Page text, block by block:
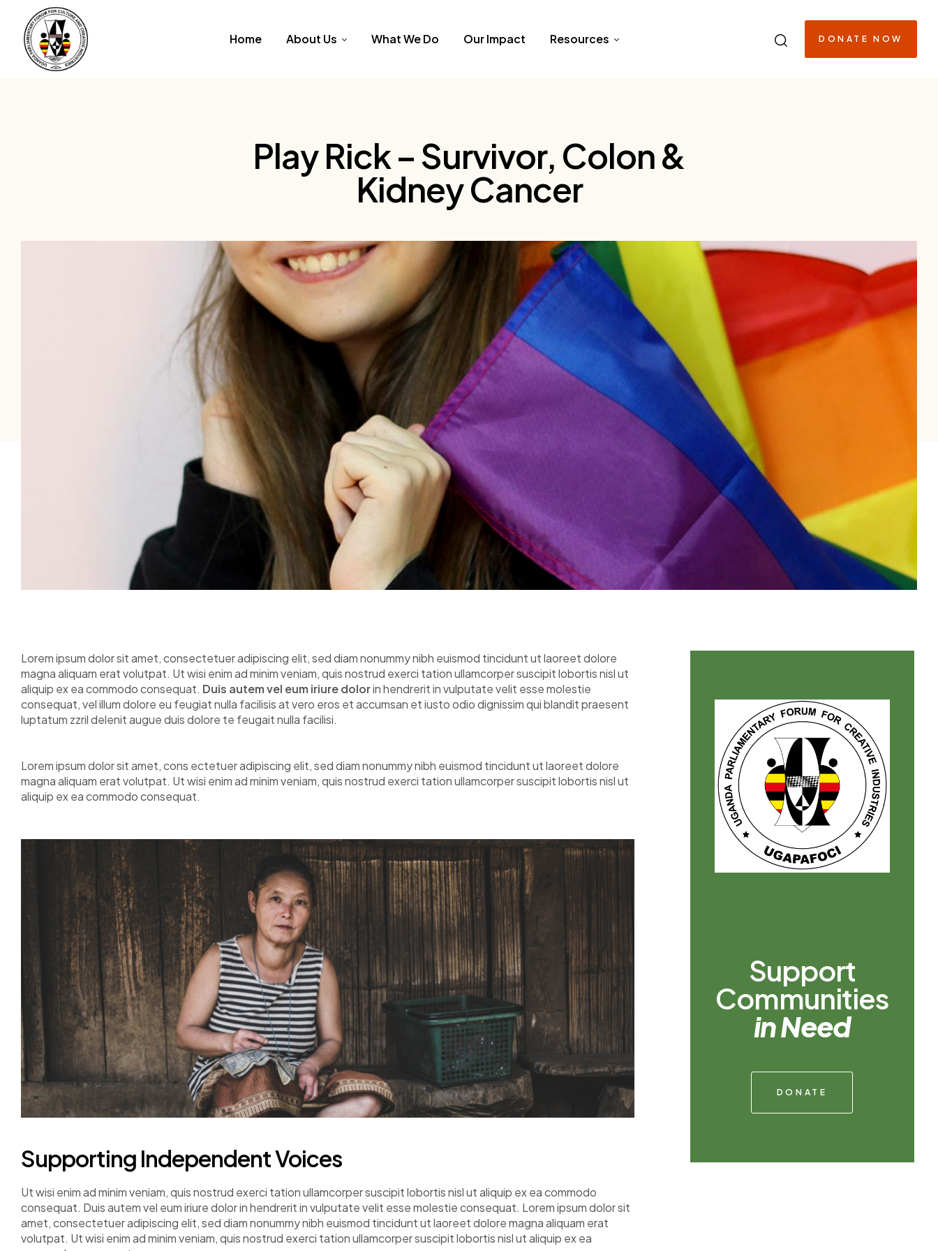
Home About Us What We Do Our Impact Resources DONATE NOW
Play Rick – Survivor, Colon &
Kidney Cancer
Lorem ipsum dolor sit amet, consectetuer adipiscing elit, sed diam nonummy nibh euismod tincidunt ut laoreet dolore
magna aliquam erat volutpat. Ut wisi enim ad minim veniam, quis nostrud exerci tation ullamcorper suscipit lobortis nisl ut
aliquip ex ea commodo consequat. Duis autem vel eum iriure dolorin hendrerit in vulputate velit esse molestie
consequat, vel illum dolore eu feugiat nulla facilisis at vero eros et accumsan et iusto odio dignissim qui blandit praesent
luptatum zzril delenit augue duis dolore te feugait nulla facilisi.
Lorem ipsum dolor sit amet, cons ectetuer adipiscing elit, sed diam nonummy nibh euismod tincidunt ut laoreet dolore
magna aliquam erat volutpat. Ut wisi enim ad minim veniam, quis nostrud exerci tation ullamcorper suscipit lobortis nisl ut
aliquip ex ea commodo consequat.
Supporting Independent Voices
Ut wisi enim ad minim veniam, quis nostrud exerci tation ullamcorper suscipit lobortis nisl ut aliquip ex ea commodo
consequat. Duis autem vel eum iriure dolor in hendrerit in vulputate velit esse molestie consequat. Lorem ipsum dolor sit
amet, consectetuer adipiscing elit, sed diam nonummy nibh euismod tincidunt ut laoreet dolore magna aliquam erat
volutpat. Ut wisi enim ad minim veniam, quis nostrud exerci tation ullamcorper suscipit lobortis nisl ut aliquip ex ea
Support
Communities
in Need
DONATE